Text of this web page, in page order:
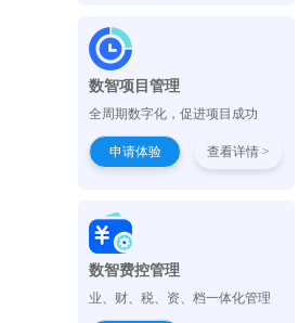
数智项目管理
全周期数字化，促进项目成功
申请体验 查看详情 >
数智费控管理
业、财、税、资、档一体化管理